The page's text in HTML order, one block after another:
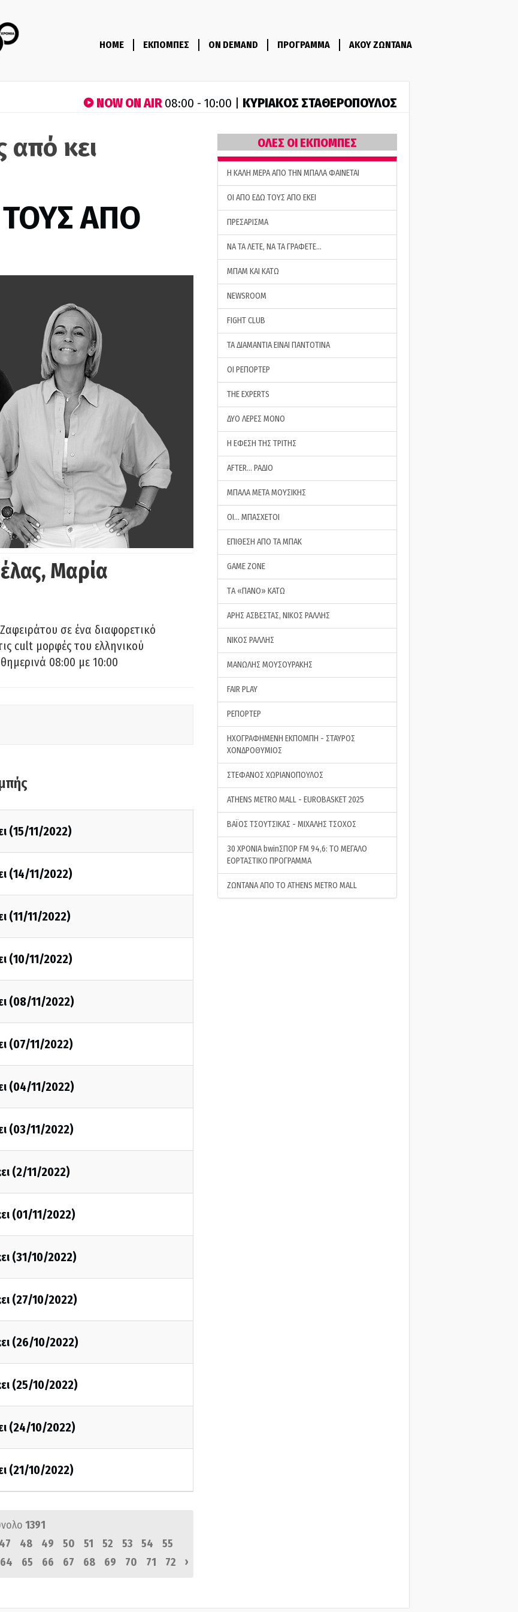
HOME ΕΚΠΟΜΠΕΣ ON DEMAND ΠΡΟΓΡΑΜΜΑ ΑΚΟΥ ΖΩΝΤΑΝΑ
NOW ON AIR08:00 - 10:00 | ΚΥΡΙΑΚΟΣ ΣΤΑΘΕΡΟΠΟΥΛΟΣ
από κει
ΑΠΟ
Μαρία
σε ένα διαφορετικό
cult μορφές του ελληνικού
08:00 με 10:00
(15/11/2022)
(14/11/2022)
(11/11/2022)
(10/11/2022)
(08/11/2022)
(07/11/2022)
(04/11/2022)
(03/11/2022)
(2/11/2022)
(01/11/2022)
(31/10/2022)
(27/10/2022)
(26/10/2022)
(25/10/2022)
(24/10/2022)
(21/10/2022)
1391
47 48 49 50 51 52 53 54
55
64 65 66 67 68 69 70 71 72 ›
ΟΛΕΣ ΟΙ ΕΚΠΟΜΠΕΣ
H ΚΑΛΗ ΜΕΡΑ ΑΠΟ ΤΗΝ ΜΠΑΛΑ ΦΑΙΝΕΤΑΙ
ΟΙ ΑΠΟ ΕΔΩ ΤΟΥΣ ΑΠΟ ΕΚΕΙ
ΠΡΕΣΑΡΙΣΜΑ
ΝΑ ΤΑ ΛΕΤΕ, ΝΑ ΤΑ ΓΡΑΦΕΤΕ…
ΜΠΑΜ ΚΑΙ ΚΑΤΩ
NEWSROOM
FIGHT CLUB
ΤΑ ΔΙΑΜΑΝΤΙΑ ΕΙΝΑΙ ΠΑΝΤΟΤΙΝΑ
ΟΙ ΡΕΠΟΡΤΕΡ
THE EXPERTS
ΔΥΟ ΛΕΡΕΣ ΜΟΝΟ
Η ΕΦΕΣΗ ΤΗΣ ΤΡΙΤΗΣ
AFTER… ΡΑΔΙΟ
ΜΠΑΛΑ ΜΕΤΑ ΜΟΥΣΙΚΗΣ
ΟΙ… ΜΠΑΣΧΕΤΟΙ
ΕΠΙΘΕΣΗ ΑΠΟ ΤΑ ΜΠΑΚ
GAME ZONE
ΤA «ΠΑΝΟ» ΚΑΤΩ
ΑΡΗΣ ΑΣΒΕΣΤΑΣ, ΝΙΚΟΣ ΡΑΛΛΗΣ
ΝΙΚΟΣ ΡΑΛΛΗΣ
ΜΑΝΩΛΗΣ ΜΟΥΣΟΥΡΑΚΗΣ
FAIR PLAY
ΡΕΠΟΡΤΕΡ
ΗΧΟΓΡΑΦΗΜΕΝΗ ΕΚΠΟΜΠΗ - ΣΤΑΥΡΟΣ
ΧΟΝΔΡΟΘΥΜΙΟΣ
ΣΤΕΦΑΝΟΣ ΧΩΡΙΑΝΟΠΟΥΛΟΣ
ATHENS METRO MALL - EUROBASKET 2025
ΒΑΪΟΣ ΤΣΟΥΤΣΙΚΑΣ - ΜΙΧΑΛΗΣ ΤΣΟΧΟΣ
30 ΧΡΟΝΙΑ bwinΣΠΟΡ FM 94,6: ΤΟ ΜΕΓΑΛΟ
ΕΟΡΤΑΣΤΙΚΟ ΠΡΟΓΡΑΜΜΑ
ΖΩΝΤΑΝΑ ΑΠΟ ΤΟ ATHENS METRO MALL